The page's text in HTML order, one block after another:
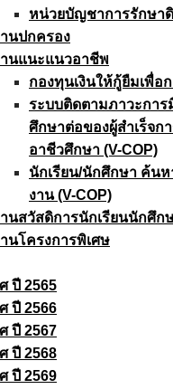
หน่วยบัญชาการรักษา
นปกครอง
านแนะแนวอาชีพ
กองทุนเงินให้กู้ยืมเพื่อ
ระบบติดตามภาวะการ
ศึกษาต่อของผู้สำเร็จก
อาชีวศึกษา (V-COP)
นักเรียน/นักศึกษา ค้น
งาน (V-COP)
นสวัสดิการนักเรียนนักศึก
นโครงการพิเศษ
ปี 2565
ปี 2566
ปี 2567
ปี 2568
ปี 2569